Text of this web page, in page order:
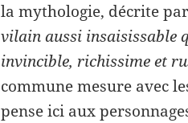
la mythologie, décrite
vilain aussi insaisissable
invincible, richissime et
commune mesure avec
pense ici aux